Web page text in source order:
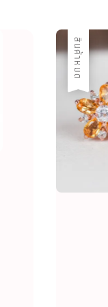
ลด
สินค้าหมด